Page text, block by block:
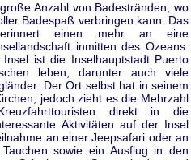
Anzahl von Badestränden, wo
Badespaß verbringen kann. Das
einen mehr an eine
inmitten des Ozeans.
ist die Inselhauptstadt Puerto
leben, darunter auch viele
Der Ort selbst hat in seinem
jedoch zieht es die Mehrzahl
direkt in die
Aktivitäten auf der Insel
an einer Jeepsafari oder an
sowie ein Ausflug in den